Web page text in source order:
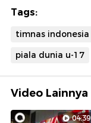
Tags:
timnas indonesia
piala dunia u-17
Video Lainnya
04:39